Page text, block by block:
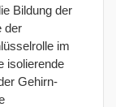
Bildung der
der
im
isolierende
Gehirn-